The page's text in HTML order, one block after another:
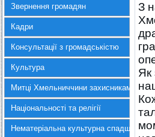
Звернення громадян
Кадри
Консультації з громадськістю
Культура
Митці Хмельниччини захисникам
Національності та релігії
Нематеріальна культурна спадщина
З
Як